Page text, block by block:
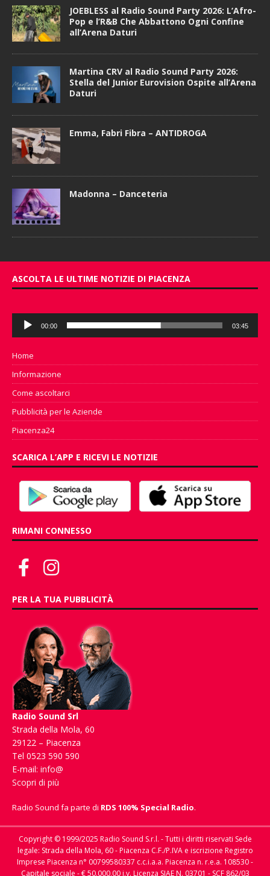
JOEBLESS al Radio Sound Party 2026: L’Afro-
Pop e l’R&B Che Abbattono Ogni Confine
all’Arena Daturi
Martina CRV al Radio Sound Party 2026:
Stella del Junior Eurovision Ospite all’Arena
Daturi
Emma, Fabri Fibra – ANTIDROGA
Madonna – Danceteria
ASCOLTA LE ULTIME NOTIZIE DI PIACENZA
Audio
Player
00:00 03:45
Home
Informazione
Come ascoltarci
Pubblicità per le Aziende
Piacenza24
SCARICA L’APP E RICEVI LE NOTIZIE
RIMANI CONNESSO
PER LA TUA PUBBLICITÀ
Radio Sound Srl
Strada della Mola, 60
29122 – Piacenza
Tel 0523 590 590
E-mail: info@
Scopri di più
Radio Sound fa parte di RDS 100% Special Radio.
Copyright © 1999/2025 Radio Sound S.r.l. - Tutti i diritti riservati Sede
legale: Strada della Mola, 60 - Piacenza C.F./P.IVA e iscrizione Registro
Imprese Piacenza n° 00799580337 c.c.i.a.a. Piacenza n. r.e.a. 108530 -
Capitale sociale - € 50.000,00 i.v. Licenza SIAE N. 03701 - SCF 862/03